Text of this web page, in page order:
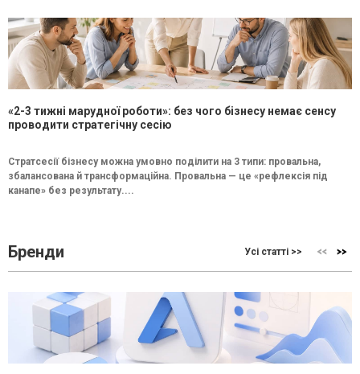
«2-3 тижні марудної роботи»: без чого бізнесу немає сенсу
проводити стратегічну сесію
Стратсесії бізнесу можна умовно поділити на 3 типи: провальна,
збалансована й трансформаційна. Провальна — це «рефлексія під
канапе» без результату....
Бренди Усі статті >>